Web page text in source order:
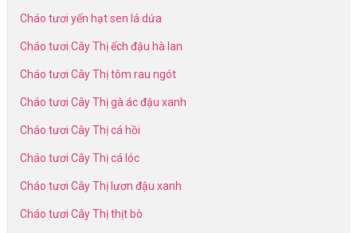
Cháo tươi yến hạt sen lá dứa
Cháo tươi Cây Thị ếch đậu hà lan
Cháo tươi Cây Thị tôm rau ngót
Cháo tươi Cây Thị gà ác đậu xanh
Cháo tươi Cây Thị cá hồi
Cháo tươi Cây Thị cá lóc
Cháo tươi Cây Thị lươn đậu xanh
Cháo tươi Cây Thị thịt bò